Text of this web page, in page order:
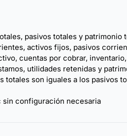
pasivos totales y patrimonio
activos fijos, pasivos
cuentas por cobrar,
utilidades retenidas y
son iguales a los pasivos
sin configuración necesaria